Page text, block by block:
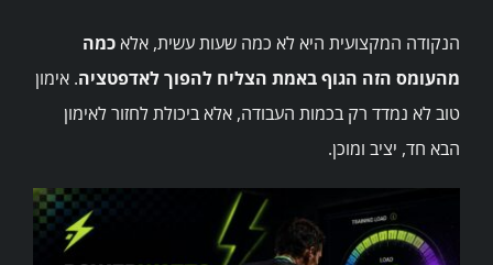
הנקודה המקצועית היא לא כמה שעות עשית, אלא כמה
מהעומס הזה הגוף באמת הצליח להפוך לאדפטציה. אימון
טוב לא נמדד רק בכמות העבודה, אלא ביכולת לחזור לאימון
הבא חד, יציב ומוכן.